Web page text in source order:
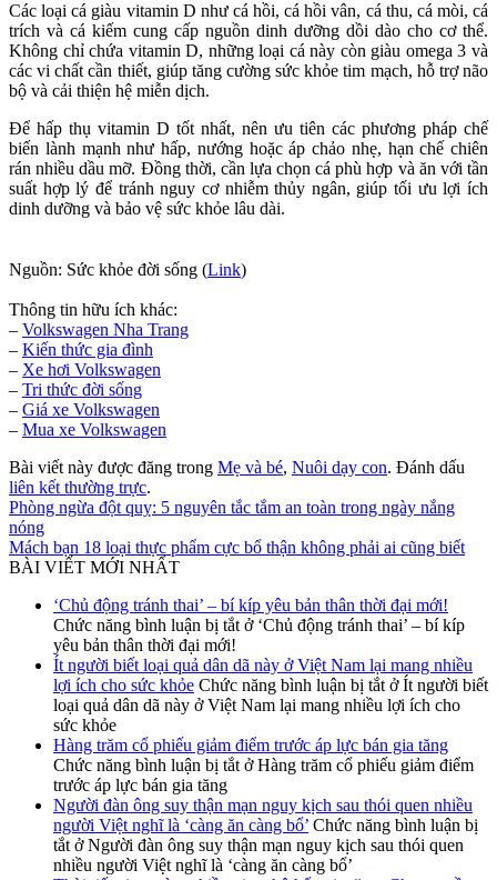
Các loại cá giàu vitamin D như cá hồi, cá hồi vân, cá thu, cá mòi, cá
trích và cá kiếm cung cấp nguồn dinh dưỡng dồi dào cho cơ thể.
Không chỉ chứa vitamin D, những loại cá này còn giàu omega 3 và
các vi chất cần thiết, giúp tăng cường sức khỏe tim mạch, hỗ trợ não
bộ và cải thiện hệ miễn dịch.
Để hấp thụ vitamin D tốt nhất, nên ưu tiên các phương pháp chế
biến lành mạnh như hấp, nướng hoặc áp chảo nhẹ, hạn chế chiên
rán nhiều dầu mỡ. Đồng thời, cần lựa chọn cá phù hợp và ăn với tần
suất hợp lý để tránh nguy cơ nhiễm thủy ngân, giúp tối ưu lợi ích
dinh dưỡng và bảo vệ sức khỏe lâu dài.
Nguồn: Sức khỏe đời sống (Link)
Thông tin hữu ích khác:
– Volkswagen Nha Trang
– Kiến thức gia đình
– Xe hơi Volkswagen
– Tri thức đời sống
– Giá xe Volkswagen
– Mua xe Volkswagen
Bài viết này được đăng trong Mẹ và bé, Nuôi dạy con. Đánh dấu
liên kết thường trực.
Phòng ngừa đột quỵ: 5 nguyên tắc tắm an toàn trong ngày nắng
nóng
Mách bạn 18 loại thực phẩm cực bổ thận không phải ai cũng biết
BÀI VIẾT MỚI NHẤT
‘Chủ động tránh thai’ – bí kíp yêu bản thân thời đại mới!
Chức năng bình luận bị tắt ở ‘Chủ động tránh thai’ – bí kíp
yêu bản thân thời đại mới!
Ít người biết loại quả dân dã này ở Việt Nam lại mang nhiều
lợi ích cho sức khỏe Chức năng bình luận bị tắt ở Ít người biết
loại quả dân dã này ở Việt Nam lại mang nhiều lợi ích cho
sức khỏe
Hàng trăm cổ phiếu giảm điểm trước áp lực bán gia tăng
Chức năng bình luận bị tắt ở Hàng trăm cổ phiếu giảm điểm
trước áp lực bán gia tăng
Người đàn ông suy thận mạn nguy kịch sau thói quen nhiều
người Việt nghĩ là ‘càng ăn càng bổ’ Chức năng bình luận bị
tắt ở Người đàn ông suy thận mạn nguy kịch sau thói quen
nhiều người Việt nghĩ là ‘càng ăn càng bổ’